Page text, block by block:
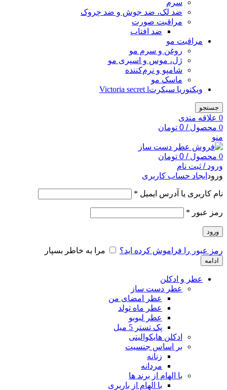
سرم
ضد لک، ضد جوش و ضد چروک
مراقبت صورت
ضد افتاب
مراقبت مو
روغن و سرم مو
ژل، موس و اسپری مو
شامپو و نرم‌کننده
ماسک مو
ویکتوریا سیکرتVictoria secret l
جستجو
0 علاقه مندی
0 محصول /
0 تومان
منو
0 محصول /
0 تومان
ورود / ثبت نام
ورود ایجاد حساب کاربری
نام کاربری یا آدرس ایمیل *
رمز عبور *
ورود
رمز عبور را فراموش کرده اید؟ مرا به خاطر بسپار
ادامه
عطر و ادکلن
عطر دست ساز
عطر امضای من
عطر ماه تولد
عطر لبوبو
پک تستر 5 میل
ادکلن هایکوالیتی
بر اساس جنسیت
زنانه
مردانه
با الهام از برند ها
با الهام از باربری